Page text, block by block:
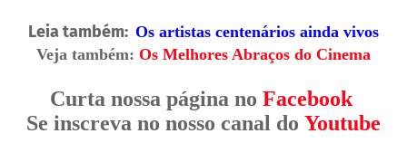
Leia também: Os artistas centenários ainda vivos
Veja também: Os Melhores Abraços do Cinema
Curta nossa página no Facebook
Se inscreva no nosso canal do Youtube